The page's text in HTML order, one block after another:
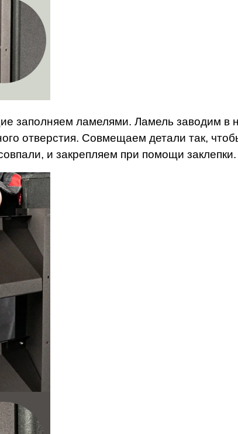
заполняем ламелями. Ламель заводим в
отверстия. Совмещаем детали так,
и закрепляем при помощи заклепки.